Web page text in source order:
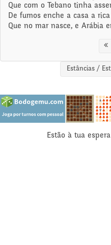
Que com o Tebano tinha
De fumos enche a casa a
Que no mar nasce, e Arábia
Estâncias /
Estão à tua